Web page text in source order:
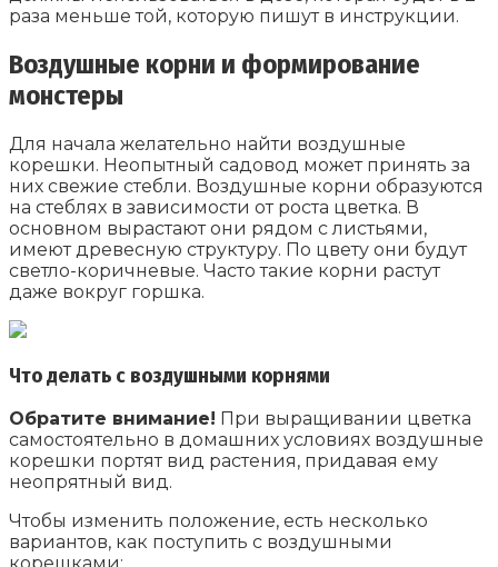
раза меньше той, которую пишут в инструкции.
Воздушные корни и формирование
монстеры
Для начала желательно найти воздушные
корешки. Неопытный садовод может принять за
них свежие стебли. Воздушные корни образуются
на стеблях в зависимости от роста цветка. В
основном вырастают они рядом с листьями,
имеют древесную структуру. По цвету они будут
светло-коричневые. Часто такие корни растут
даже вокруг горшка.
Что делать с воздушными корнями
Обратите внимание! При выращивании цветка
самостоятельно в домашних условиях воздушные
корешки портят вид растения, придавая ему
неопрятный вид.
Чтобы изменить положение, есть несколько
вариантов, как поступить с воздушными